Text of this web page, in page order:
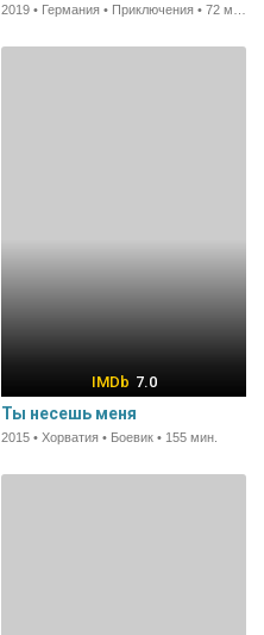
7.0
Ты несешь меня
2015 • Хорватия • Боевик • 155 мин.